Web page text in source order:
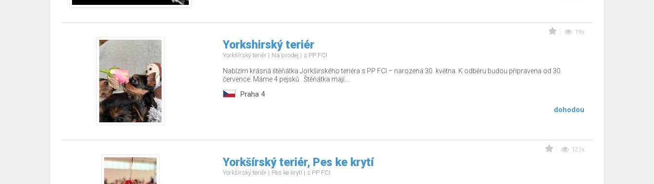
19x
Yorkshirský teriér
Yorkšírský teriér Na prodej s PP FCI
Nabízím krásná štěňátka Jorkširského teriéra s PP FCI – narozená 30. května. K odběru budou připravena od 30.
července. Máme 4 pejsků . Štěňátka mají...
Praha 4
dohodou
121x
Yorkšírský teriér, Pes ke krytí
Yorkšírský teriér Pes ke krytí s PP FCI